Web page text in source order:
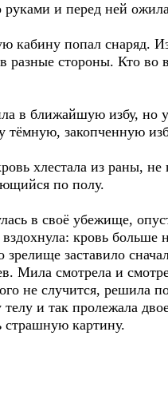
и перед ней
попал снаряд.
в разные стороны. Кто
в ближайшую избу, но
тёмную, закопченную
хлестала из раны, не
по полу.
в своё убежище,
кровь больше
заставило
Мила смотрела и
не случится, решила
и так пролежала
страшную картину.